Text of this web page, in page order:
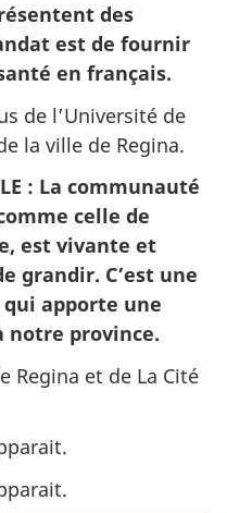
des
est de fournir
en français.
de l’Université de
la ville de Regina.
: La communauté
celle de
est vivante et
grandir. C’est une
apporte une
notre province.
Regina et de La Cité